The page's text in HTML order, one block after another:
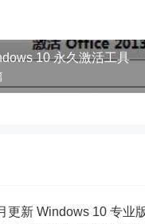
10 永久激活工具
更新 Windows 10 专业